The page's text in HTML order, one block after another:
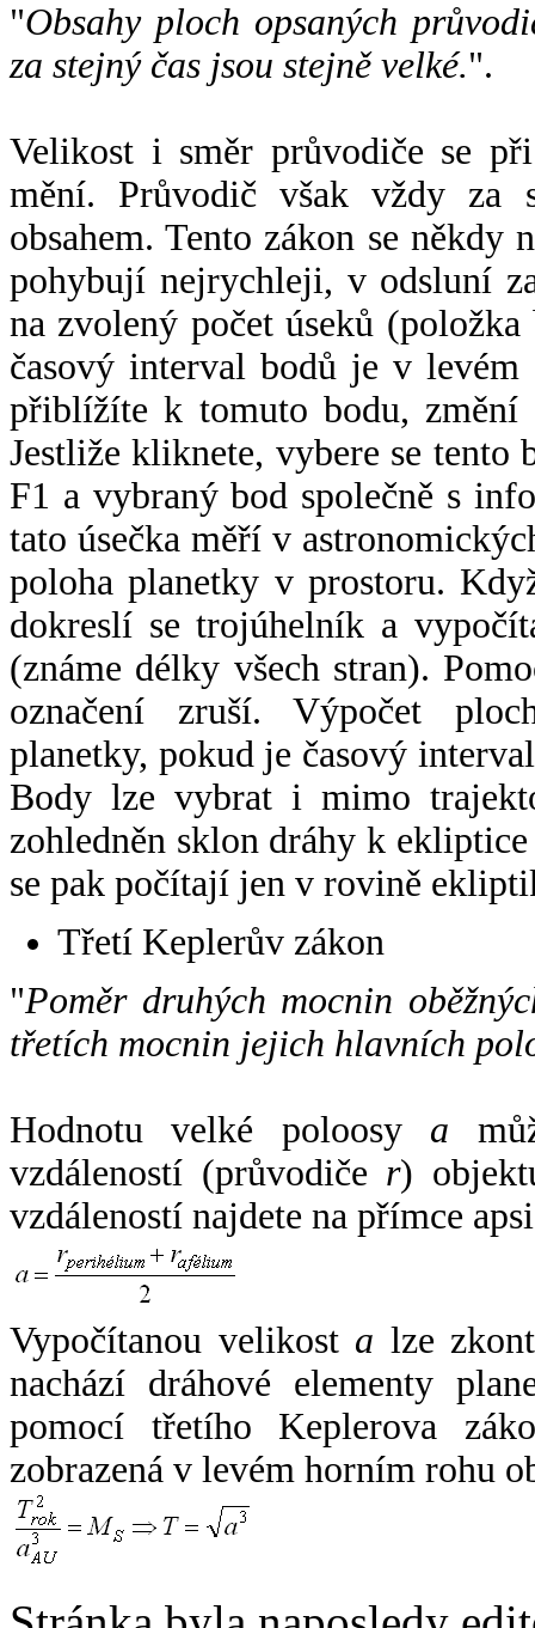
"Obsahy ploch opsaných
za stejný čas jsou stejně velké.".
Velikost i směr průvodiče se
mění. Průvodič však vždy za
obsahem. Tento zákon se někdy
pohybují nejrychleji, v odsluní
na zvolený počet úseků
časový interval bodů je v
přiblížíte k tomuto bodu,
Jestliže kliknete, vybere se tento
F1 a vybraný bod společně s
tato úsečka měří v
poloha planetky v prostoru.
dokreslí se trojúhelník a
(známe délky všech stran).
označení zruší. Výpočet
planetky, pokud je časový
Body lze vybrat i mimo
zohledněn sklon dráhy k
se pak počítají jen v rovině
Třetí Keplerův zákon
"Poměr druhých mocnin
třetích mocnin jejich hlavních
Hodnotu velké poloosy a
vzdáleností (průvodiče r)
vzdáleností najdete na přímce
Vypočítanou velikost a lze
nachází dráhové elementy
pomocí třetího Keplerova
zobrazená v levém horním rohu